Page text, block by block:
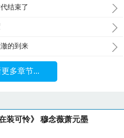
结束了
的到来
多章节...
装可怜》 穆念薇萧元墨